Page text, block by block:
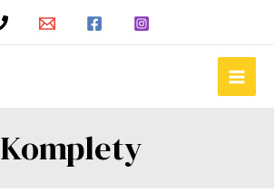
Main
Komplety